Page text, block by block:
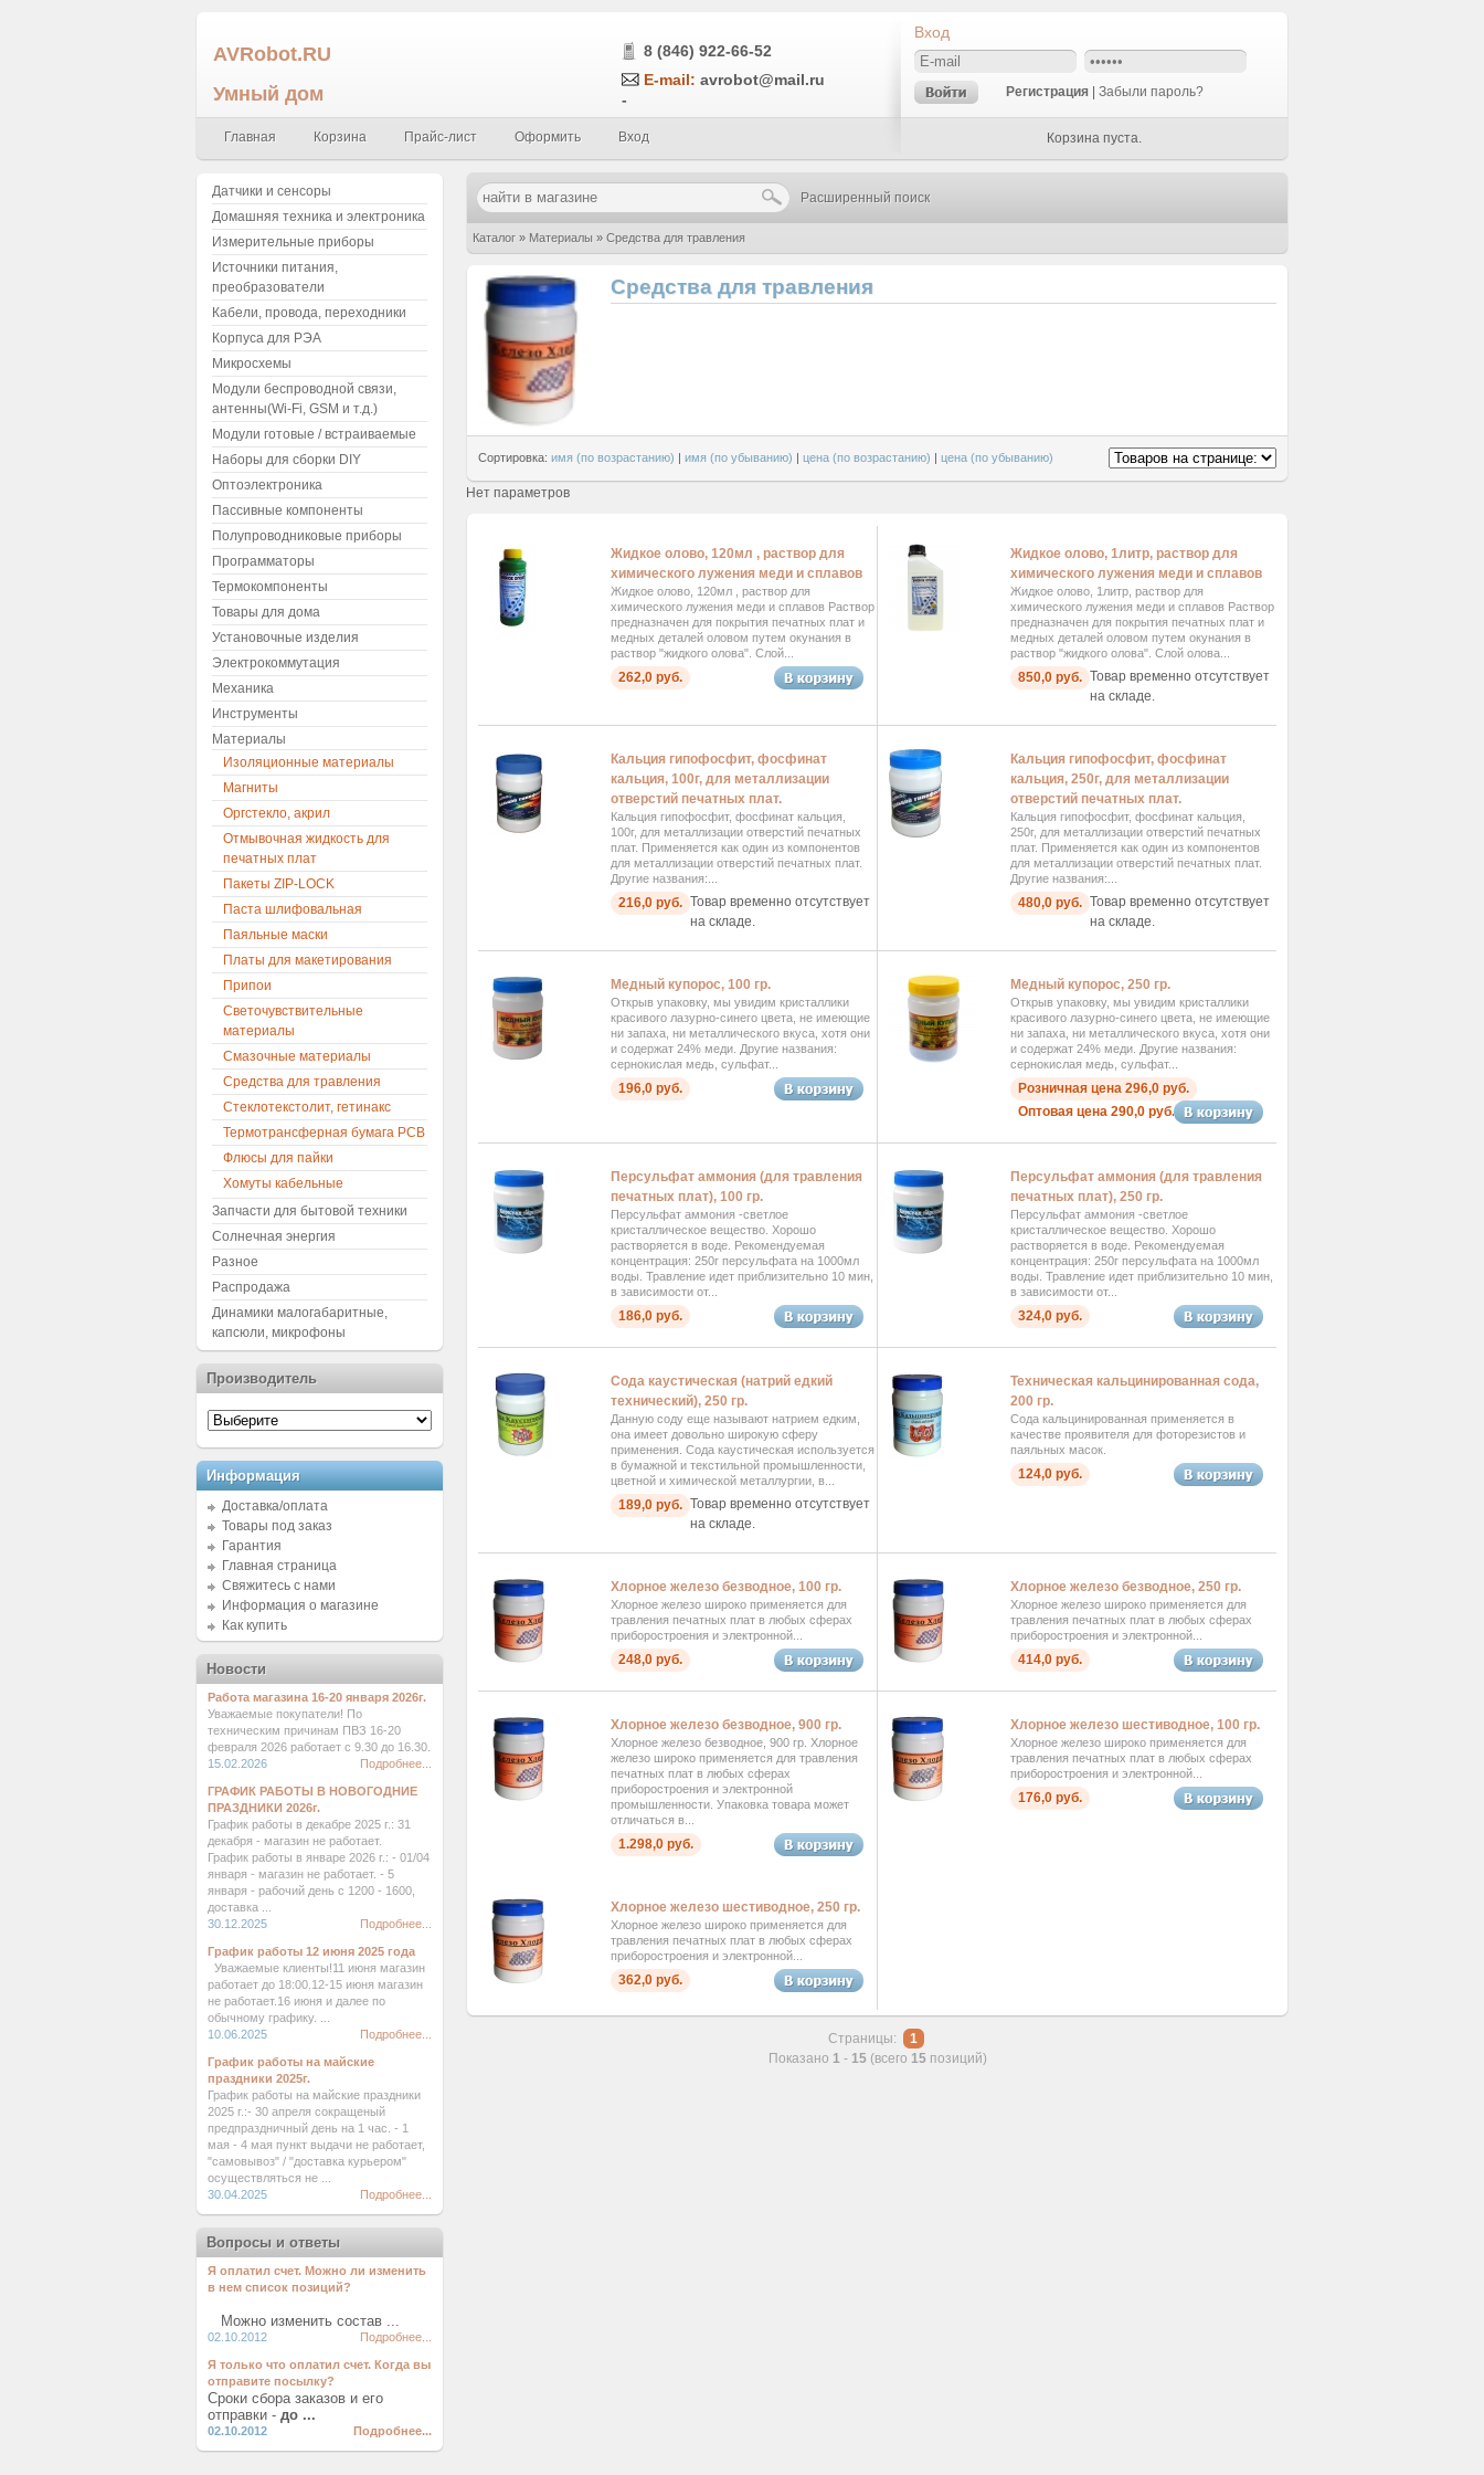
AVRobot.RU
Умный дом
8 (846) 922-66-52
E-mail: avrobot@mail.ru
-
Главная Корзина Прайс-лист Оформить Вход
Вход
Регистрация Забыли пароль?
Корзина пуста.
Расширенный поиск
Каталог » Материалы » Средства для травления
Средства для травления
Сортировка: имя (по возрастанию) | имя (по убыванию) | цена (по возрастанию) | цена (по убыванию)
Нет параметров
Жидкое олово, 120мл , раствор для
химического лужения меди и сплавов
Жидкое олово, 120мл , раствор для
химического лужения меди и сплавов Раствор
предназначен для покрытия печатных плат и
медных деталей оловом путем окунания в
раствор "жидкого олова". Слой...
262,0 руб.
Жидкое олово, 1литр, раствор для
химического лужения меди и сплавов
Жидкое олово, 1литр, раствор для
химического лужения меди и сплавов Раствор
предназначен для покрытия печатных плат и
медных деталей оловом путем окунания в
раствор "жидкого олова". Слой олова...
850,0 руб. Товар временно отсутствует
на складе.
Кальция гипофосфит, фосфинат
кальция, 100г, для металлизации
отверстий печатных плат.
Кальция гипофосфит, фосфинат кальция,
100г, для металлизации отверстий печатных
плат. Применяется как один из компонентов
для металлизации отверстий печатных плат.
Другие названия:...
216,0 руб. Товар временно отсутствует
на складе.
Кальция гипофосфит, фосфинат
кальция, 250г, для металлизации
отверстий печатных плат.
Кальция гипофосфит, фосфинат кальция,
250г, для металлизации отверстий печатных
плат. Применяется как один из компонентов
для металлизации отверстий печатных плат.
Другие названия:...
480,0 руб. Товар временно отсутствует
на складе.
Медный купорос, 100 гр.
Открыв упаковку, мы увидим кристаллики
красивого лазурно-синего цвета, не имеющие
ни запаха, ни металлического вкуса, хотя они
и содержат 24% меди. Другие названия:
сернокислая медь, сульфат...
196,0 руб.
Медный купорос, 250 гр.
Открыв упаковку, мы увидим кристаллики
красивого лазурно-синего цвета, не имеющие
ни запаха, ни металлического вкуса, хотя они
и содержат 24% меди. Другие названия:
сернокислая медь, сульфат...
Розничная цена 296,0 руб.
Оптовая цена 290,0 руб.
Персульфат аммония (для травления
печатных плат), 100 гр.
Персульфат аммония -светлое
кристаллическое вещество. Хорошо
растворяется в воде. Рекомендуемая
концентрация: 250г персульфата на 1000мл
воды. Травление идет приблизительно 10 мин,
в зависимости от...
186,0 руб.
Персульфат аммония (для травления
печатных плат), 250 гр.
Персульфат аммония -светлое
кристаллическое вещество. Хорошо
растворяется в воде. Рекомендуемая
концентрация: 250г персульфата на 1000мл
воды. Травление идет приблизительно 10 мин,
в зависимости от...
324,0 руб.
Сода каустическая (натрий едкий
технический), 250 гр.
Данную соду еще называют натрием едким,
она имеет довольно широкую сферу
применения. Сода каустическая используется
в бумажной и текстильной промышленности,
цветной и химической металлургии, в...
189,0 руб. Товар временно отсутствует
на складе.
Техническая кальцинированная сода,
200 гр.
Сода кальцинированная применяется в
качестве проявителя для фоторезистов и
паяльных масок.
124,0 руб.
Хлорное железо безводное, 100 гр.
Хлорное железо широко применяется для
травления печатных плат в любых сферах
приборостроения и электронной...
248,0 руб.
Хлорное железо безводное, 250 гр.
Хлорное железо широко применяется для
травления печатных плат в любых сферах
приборостроения и электронной...
414,0 руб.
Хлорное железо безводное, 900 гр.
Хлорное железо безводное, 900 гр. Хлорное
железо широко применяется для травления
печатных плат в любых сферах
приборостроения и электронной
промышленности. Упаковка товара может
отличаться в...
1.298,0 руб.
Хлорное железо шестиводное, 100 гр.
Хлорное железо широко применяется для
травления печатных плат в любых сферах
приборостроения и электронной...
176,0 руб.
Хлорное железо шестиводное, 250 гр.
Хлорное железо широко применяется для
травления печатных плат в любых сферах
приборостроения и электронной...
362,0 руб.
Страницы:
1
Показано 1- 15 (всего 15 позиций)
Датчики и сенсоры
Домашняя техника и электроника
Измерительные приборы
Источники питания,
преобразователи
Кабели, провода, переходники
Корпуса для РЭА
Микросхемы
Модули беспроводной связи,
антенны(Wi-Fi, GSM и т.д.)
Модули готовые / встраиваемые
Наборы для сборки DIY
Оптоэлектроника
Пассивные компоненты
Полупроводниковые приборы
Программаторы
Термокомпоненты
Товары для дома
Установочные изделия
Электрокоммутация
Механика
Инструменты
Материалы
Изоляционные материалы
Магниты
Оргстекло, акрил
Отмывочная жидкость для
печатных плат
Пакеты ZIP-LOCK
Паста шлифовальная
Паяльные маски
Платы для макетирования
Припои
Светочувствительные
материалы
Смазочные материалы
Средства для травления
Стеклотекстолит, гетинакс
Термотрансферная бумага PCB
Флюсы для пайки
Хомуты кабельные
Запчасти для бытовой техники
Солнечная энергия
Разное
Распродажа
Динамики малогабаритные,
капсюли, микрофоны
Производитель
Информация
Доставка/оплата
Товары под заказ
Гарантия
Главная страница
Свяжитесь с нами
Информация о магазине
Как купить
Новости
Работа магазина 16-20 января 2026г.
Уважаемые покупатели! По
техническим причинам ПВЗ 16-20
февраля 2026 работает с 9.30 до 16.30.
15.02.2026
Подробнее...
ГРАФИК РАБОТЫ В НОВОГОДНИЕ
ПРАЗДНИКИ 2026г.
График работы в декабре 2025 г.: 31
декабря - магазин не работает.
График работы в январе 2026 г.: - 01/04
января - магазин не работает. - 5
января - рабочий день с 1200 - 1600,
доставка ...
30.12.2025
Подробнее...
График работы 12 июня 2025 года
Уважаемые клиенты!11 июня магазин
работает до 18:00.12-15 июня магазин
не работает.16 июня и далее по
обычному графику. ...
10.06.2025
Подробнее...
График работы на майские
праздники 2025г.
График работы на майские праздники
2025 г.:- 30 апреля сокращеный
предпраздничный день на 1 час. - 1
мая - 4 мая пункт выдачи не работает,
"самовывоз" / "доставка курьером"
осуществляться не ...
30.04.2025
Подробнее...
Вопросы и ответы
Я оплатил счет. Можно ли изменить
в нем список позиций?
Можно изменить состав ...
02.10.2012 Подробнее...
Я только что оплатил счет. Когда вы
отправите посылку?
Сроки сбора заказов и его
отправки - до ...
02.10.2012 Подробнее...